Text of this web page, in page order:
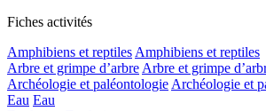
Fiches activités
Amphibiens et reptiles Amphibiens et reptiles
Arbre et grimpe d’arbre Arbre et grimpe
Archéologie et paléontologie Archéologie et
Eau Eau